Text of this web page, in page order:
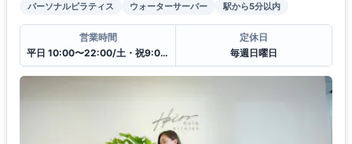
パーソナルピラティス
ウォーターサーバー 駅から5分以内
営業時間
平日 10:00〜22:00/土・祝9:00〜19:00
定休日
毎週日曜日